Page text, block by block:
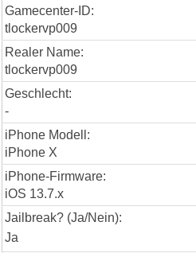
Gamecenter-ID:
tlockervp009
Realer Name:
tlockervp009
Geschlecht:
-
iPhone Modell:
iPhone X
iPhone-Firmware:
iOS 13.7.x
Jailbreak? (Ja/Nein):
Ja